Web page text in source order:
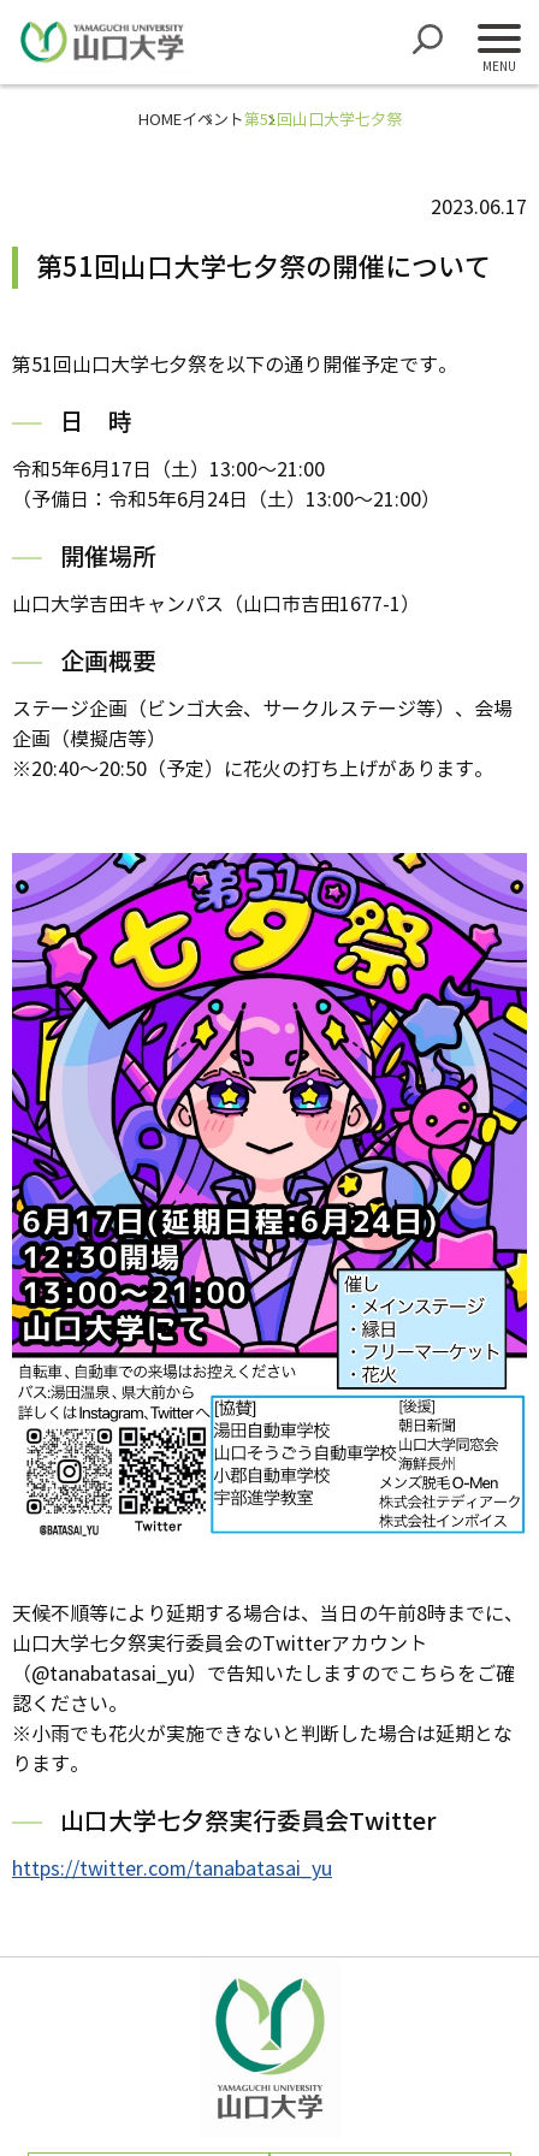
HOMEイベント第51回山口大学七夕祭
2023.06.17
第51回山口大学七夕祭の開催について
第51回山口大学七夕祭を以下の通り開催予定です。
日 時
令和5年6月17日（土）13:00～21:00
（予備日：令和5年6月24日（土）13:00～21:00）
開催場所
山口大学吉田キャンパス（山口市吉田1677-1）
企画概要
ステージ企画（ビンゴ大会、サークルステージ等）、会場
企画（模擬店等）
※20:40～20:50（予定）に花火の打ち上げがあります。
天候不順等により延期する場合は、当日の午前8時までに、
山口大学七夕祭実行委員会のTwitterアカウント
（@tanabatasai_yu）で告知いたしますのでこちらをご確
認ください。
※小雨でも花火が実施できないと判断した場合は延期とな
ります。
山口大学七夕祭実行委員会Twitter
https://twitter.com/tanabatasai_yu